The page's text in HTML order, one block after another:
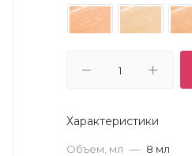
Характеристики
Объем, мл — 8 мл